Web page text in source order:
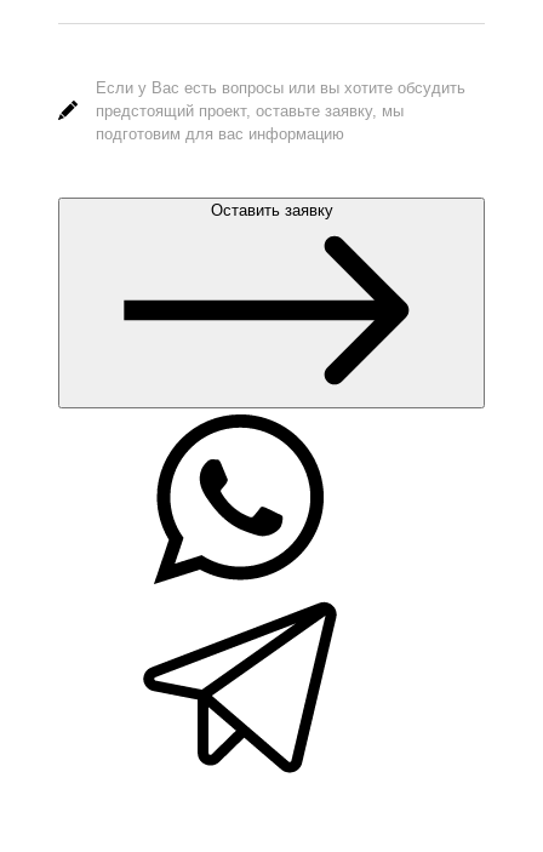
Если у Вас есть вопросы или вы хотите обсудить
предстоящий проект, оставьте заявку, мы
подготовим для вас информацию
Оставить заявку